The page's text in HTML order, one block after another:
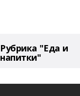
Рубрика "Еда и
напитки"